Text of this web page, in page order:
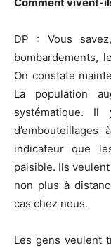
Comment vivent-
DP : Vous
bombardements,
On constate
La population
systématique.
indicateur que
paisible. Ils
non plus à
cas chez nous.
Les gens veulent